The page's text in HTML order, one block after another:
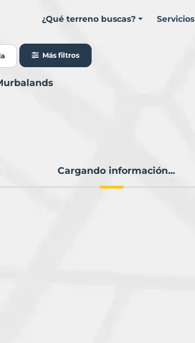
¿Qué terreno buscas? Servicios
Más filtros
Cargando información...